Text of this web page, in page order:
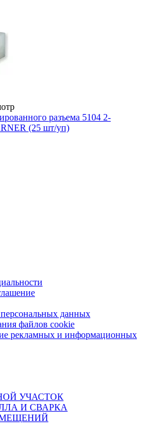
разъема 5104 2-
(25 шт/уп)
данных
файлов cookie
рекламных и информационных
УЧАСТОК
И СВАРКА